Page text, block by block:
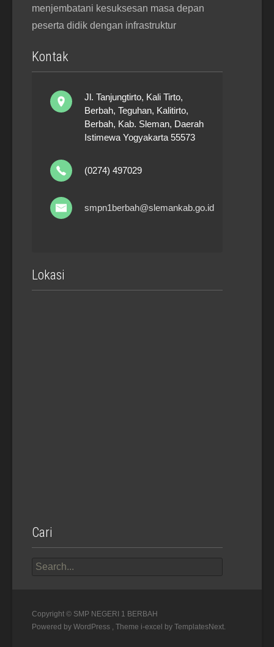
menjembatani kesuksesan masa depan
peserta didik dengan infrastruktur
Kontak
Jl. Tanjungtirto, Kali Tirto,
Berbah, Teguhan, Kalitirto,
Berbah, Kab. Sleman, Daerah
Istimewa Yogyakarta 55573
(0274) 497029
smpn1berbah@slemankab.go.id
Lokasi
Cari
for:
Copyright © SMP NEGERI 1 BERBAH
Powered by WordPress
, Theme i-excel by TemplatesNext.